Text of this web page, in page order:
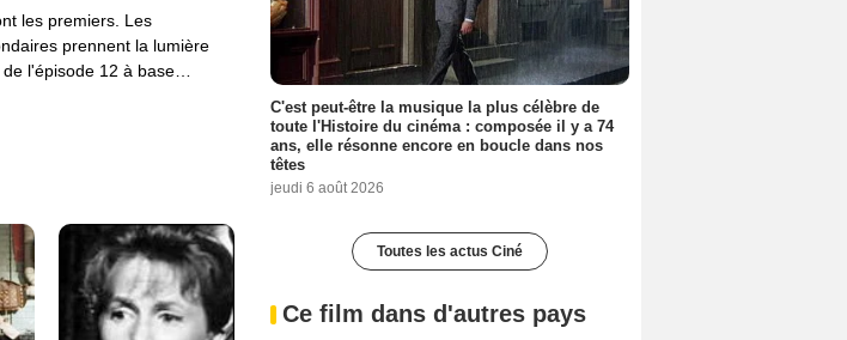
les premiers. Les
prennent la lumière
l'épisode 12 à base…
C'est peut-être la musique la plus célèbre de
toute l'Histoire du cinéma : composée il y a 74
ans, elle résonne encore en boucle dans nos
têtes
jeudi 6 août 2026
Toutes les actus Ciné
Ce film dans d'autres pays